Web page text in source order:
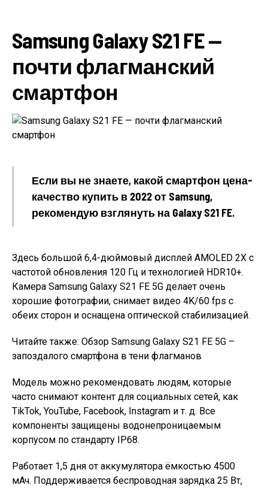
Samsung Galaxy S21 FE —
почти флагманский
смартфон
Если вы не знаете, какой смартфон цена-
качество купить в 2022 от Samsung,
рекомендую взглянуть на Galaxy S21 FE.
Здесь большой 6,4-дюймовый дисплей AMOLED 2X с
частотой обновления 120 Гц и технологией HDR10+.
Камера Samsung Galaxy S21 FE 5G делает очень
хорошие фотографии, снимает видео 4K/60 fps с
обеих сторон и оснащена оптической стабилизацией.
Читайте также: Обзор Samsung Galaxy S21 FE 5G –
запоздалого смартфона в тени флагманов
Модель можно рекомендовать людям, которые
часто снимают контент для социальных сетей, как
TikTok, YouTube, Facebook, Instagram и т. д. Все
компоненты защищены водонепроницаемым
корпусом по стандарту IP68.
Работает 1,5 дня от аккумулятора ёмкостью 4500
мАч. Поддерживается беспроводная зарядка 25 Вт,